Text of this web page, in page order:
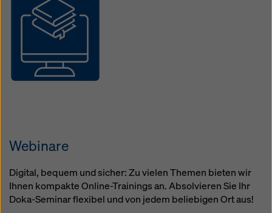
Webinare
Digital, bequem und sicher: Zu vielen Themen bieten wir
Ihnen kompakte Online-Trainings an. Absolvieren Sie Ihr
Doka-Seminar flexibel und von jedem beliebigen Ort aus!